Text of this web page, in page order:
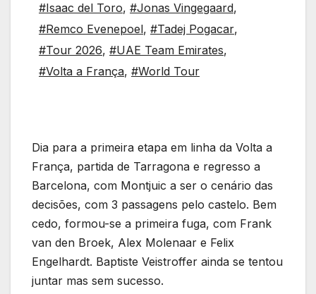
#Isaac del Toro, #Jonas Vingegaard,
#Remco Evenepoel, #Tadej Pogacar,
#Tour 2026, #UAE Team Emirates,
#Volta a França, #World Tour
Dia para a primeira etapa em linha da Volta a
França, partida de Tarragona e regresso a
Barcelona, com Montjuic a ser o cenário das
decisões, com 3 passagens pelo castelo. Bem
cedo, formou-se a primeira fuga, com Frank
van den Broek, Alex Molenaar e Felix
Engelhardt. Baptiste Veistroffer ainda se tentou
juntar mas sem sucesso.